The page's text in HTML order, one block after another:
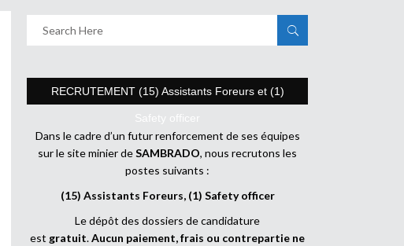
RECRUTEMENT (15) Assistants Foreurs et (1)
Safety officer
Dans le cadre d’un futur renforcement de ses équipes
sur le site minier deSAMBRADO, nous recrutons les
postes suivants :
(15) Assistants Foreurs, (1) Safety officer
Le dépôt des dossiers de candidature
est gratuit.Aucun paiement, frais ou contrepartie ne